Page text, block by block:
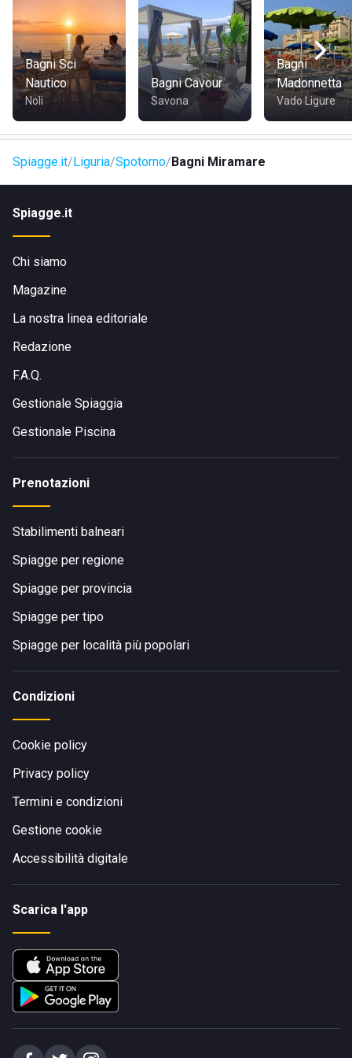
Lo stabilimento fa parte della tradizione balneare di
Spotornoed è
apprezzato per la posizione panoramica, la qualità dei
servizi e l’atmosfera rilassata
tipica dellacosta ligure
Bagni Sci
Nautico
Noli
Bagni Cavour
Savona
Bagni
Madonnetta
Vado Ligure
Spiagge.it Liguria Spotorno Bagni Miramare
Spiagge.it
Chi siamo
Magazine
La nostra linea editoriale
Redazione
F.A.Q.
Gestionale Spiaggia
Gestionale Piscina
Prenotazioni
Stabilimenti balneari
Spiagge per regione
Spiagge per provincia
Spiagge per tipo
Spiagge per località più popolari
Condizioni
Cookie policy
Privacy policy
Termini e condizioni
Gestione cookie
Accessibilità digitale
Scarica l'app